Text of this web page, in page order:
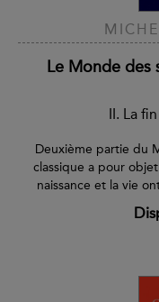
Le Monde des
II. La
Deuxième partie du
classique a pour
naissance et la vie